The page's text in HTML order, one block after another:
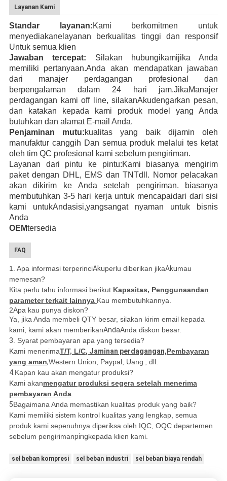
Layanan Kami
Standar layanan:Kami berkomitmen untuk
menyediakanelayanan berkualitas tinggi dan responsif
Untuk semua klien
Jawaban tercepat:
Silakan hubungikamijika Anda
memiliki pertanyaan.Anda akan mendapatkan jawaban
dari manajer perdagangan profesional dan
berpengalaman
dalam 24 hari jam.JikaManajer
perdagangan kami off line, silakanAkudengarkan pesan,
dan katakan kepada kami produk
model yang Anda
butuhkan dan alamat E-mail Anda.
Penjaminan mutu:kualitas yang baik dijamin oleh
manufaktur canggih Dan semua produk melalui tes ketat
oleh tim QC profesional kami sebelum pengiriman.
Layanan dari pintu ke pintu:Kami biasanya mengirim
paket dengan DHL, EMS dan TNTdll . Nomor pelacakan
akan dikirim ke Anda setelah pengiriman. biasanya
membutuhkan 3-5 hari kerja untuk mencapaidari dari sisi
kami untukAndasisi,yangsangat nyaman untuk bisnis
Anda
OEMtersedia
FAQ
1. Apa informasi terperinciAkuperlu diberikan jikaAkumau
memesan?
Kita perlu tahu informasi berikut:Kapasitas, Penggunaandan
parameter terkait lainnya Kau membutuhkannya.
2Apa kau punya diskon?
Ya, jika Anda membeli QTY besar, silakan kirim email kepada
kami, kami akan memberikanAndaAnda diskon besar.
3 . Syarat pembayaran apa yang tersedia?
Kami menerimaT/T, L/C, Jaminan perdagangan,Pembayaran
yang aman,Western Union, Paypal, Uang
, dll.
4. Kapan kau akan mengatur produksi?
Kami akanmengatur produksi segera setelah menerima
pembayaran Anda.
5Bagaimana Anda memastikan kualitas produk yang baik?
Kami memiliki sistem kontrol kualitas yang lengkap, semua
produk kami sepenuhnya diperiksa oleh IQC, OQC departemen
sebelum pengirimanpingkepada klien kami.
sel beban kompresi sel beban industri sel beban biaya rendah